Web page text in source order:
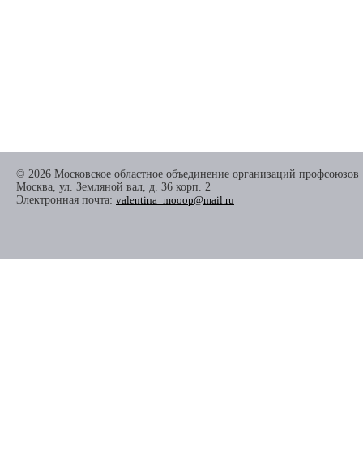
© 2026 Московское областное объединение организаций профсоюзов
Москва, ул. Земляной вал, д. 36 корп. 2
Электронная почта: valentina_mooop@mail.ru